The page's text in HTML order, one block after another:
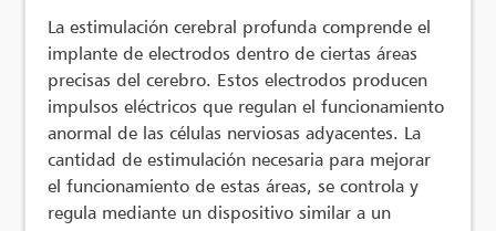
La estimulación cerebral profunda comprende el
implante de electrodos dentro de ciertas áreas
precisas del cerebro. Estos electrodos producen
impulsos eléctricos que regulan el funcionamiento
anormal de las células nerviosas adyacentes. La
cantidad de estimulación necesaria para mejorar
el funcionamiento de estas áreas, se controla y
regula mediante un dispositivo similar a un